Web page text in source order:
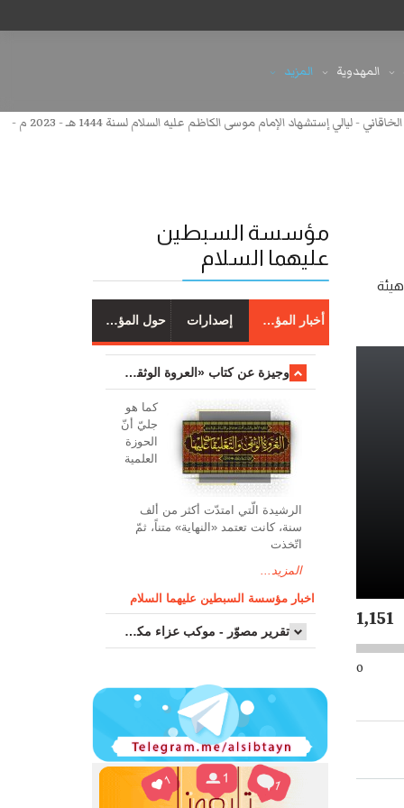
المهدوية المزيد
صرخة من السجن - أداء : الملا محمد باقر الخاقاني - ليالي إستشهاد الإمام موسى الكاظم عليه السلام لسنة 1444 هـ - 2023 م -
السلام لسنة 1444 هـ - 2023 م - عزاء هيئة
1,151
0
مؤسسة السبطين
عليهما السلام
أخبار المؤسسة إصدارات حول المؤسسة
وجیزة عن کتاب «العروة الوثقی والتعلیقات علیها»
کما هو
جليّ أنّ
الحوزة
العلمیة
الرشیدة الّتي امتدّت أكثر من ألف
سنة، كانت تعتمد «النهاية» متناً، ثمّ
اتّخذت
المزيد...
اخبار مؤسسة السبطين عليهما السلام
تقرير مصوّر - موكب عزاء مکتب سماحة اية الله السيد مرتضى الموسوي الاصفهاني في يوم إستشهاد السيدة فاطم...